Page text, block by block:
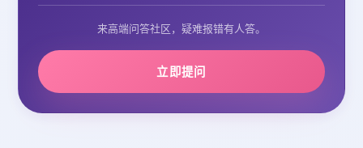
来高端问答社区，疑难报错有人答。
立即提问